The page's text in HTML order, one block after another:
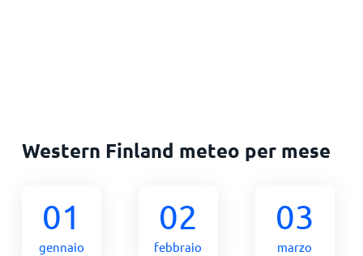
Western Finland meteo per mese
01
gennaio
02
febbraio
03
marzo